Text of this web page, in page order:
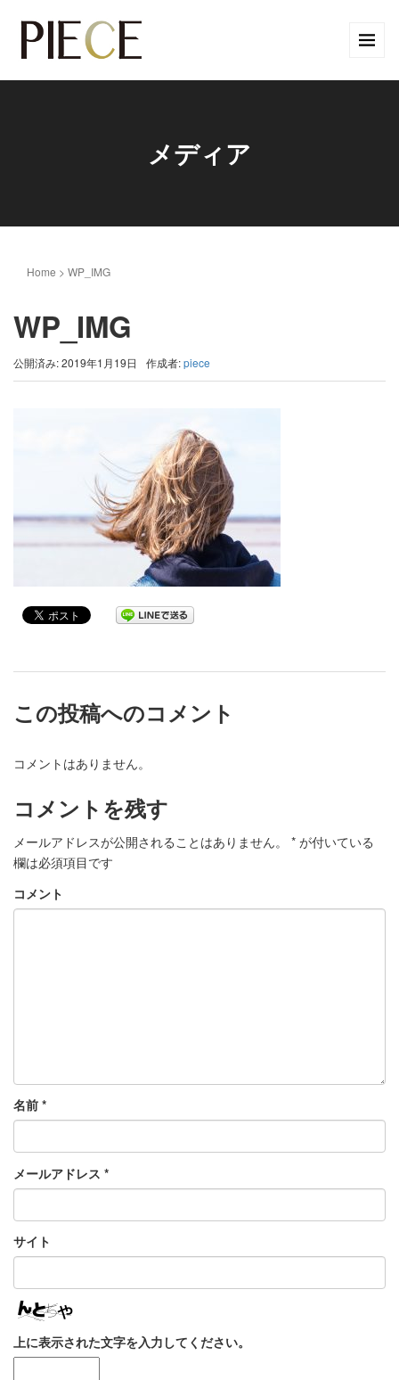
メディア
Home > WP_IMG
WP_IMG
公開済み: 2019年1月19日 作成者:piece
この投稿へのコメント
コメントはありません。
コメントを残す
メールアドレスが公開されることはありません。 * が付いている
欄は必須項目です
コメント
名前 *
メールアドレス *
サイト
上に表示された文字を入力してください。